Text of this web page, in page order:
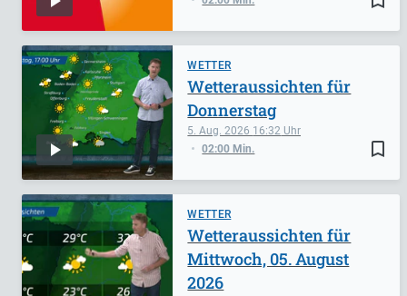
WETTER
bookmark_border
5. Aug. 2026 16:32
02:00 Min.
Wetteraussichten für
Donnerstag
WETTER
Wetteraussichten für
Mittwoch, 05. August
2026